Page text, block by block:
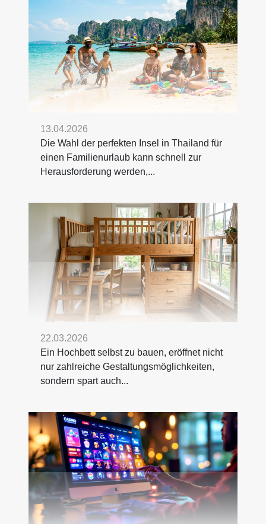
13.04.2026
Die Wahl der perfekten Insel in Thailand für
einen Familienurlaub kann schnell zur
Herausforderung werden,...
22.03.2026
Ein Hochbett selbst zu bauen, eröffnet nicht
nur zahlreiche Gestaltungsmöglichkeiten,
sondern spart auch...